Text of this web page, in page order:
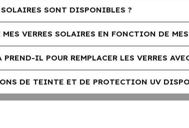
SOLAIRES SONT DISPONIBLES ?
VERRES SOLAIRES EN FONCTION DE
IL POUR REMPLACER LES VERRES
DE TEINTE ET DE PROTECTION UV